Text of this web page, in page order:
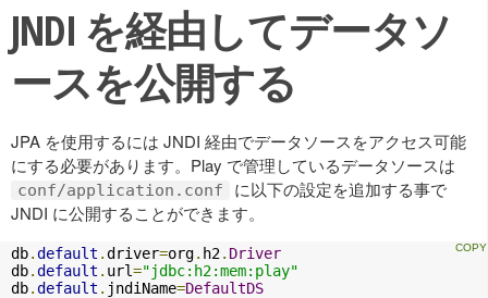
JNDI を経由してデータソ
ースを公開する
JPA を使用するには JNDI 経由でデータソースをアクセス可能
にする必要があります。Play で管理しているデータソースは
conf/application.conf
に以下の設定を追加する事で
JNDI に公開することができます。
db.default .driver=org. h2. Driver
db.default . url="jdbc:h2:mem:play"
db.default . jndiName=DefaultDS